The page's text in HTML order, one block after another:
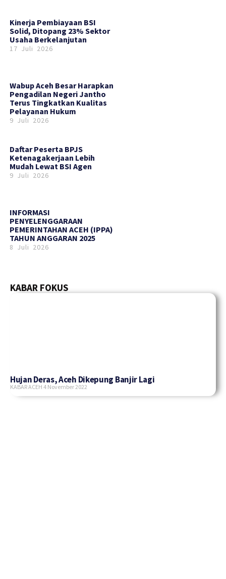
Kinerja Pembiayaan BSI
Solid, Ditopang 23% Sektor
Usaha Berkelanjutan
17 Juli 2026
Wabup Aceh Besar Harapkan
Pengadilan Negeri Jantho
Terus Tingkatkan Kualitas
Pelayanan Hukum
9 Juli 2026
Daftar Peserta BPJS
Ketenagakerjaan Lebih
Mudah Lewat BSI Agen
9 Juli 2026
INFORMASI
PENYELENGGARAAN
PEMERINTAHAN ACEH (IPPA)
TAHUN ANGGARAN 2025
8 Juli 2026
KABAR FOKUS
Hujan Deras, Aceh Dikepung Banjir Lagi
KABAR ACEH 4 November 2022